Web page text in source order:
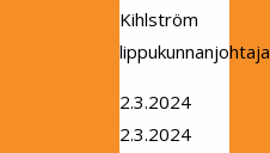
Kihlström
lippukunnanjohtaja
2.3.2024
2.3.2024